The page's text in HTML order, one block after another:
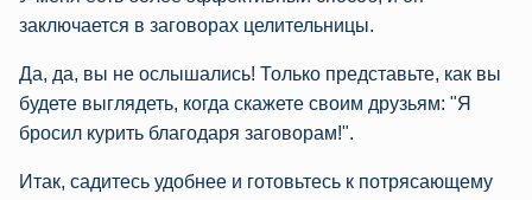
заключается в заговорах целительницы.
Да, да, вы не ослышались! Только представьте, как вы
будете выглядеть, когда скажете своим друзьям: "Я
бросил курить благодаря заговорам!".
Итак, садитесь удобнее и готовьтесь к потрясающему